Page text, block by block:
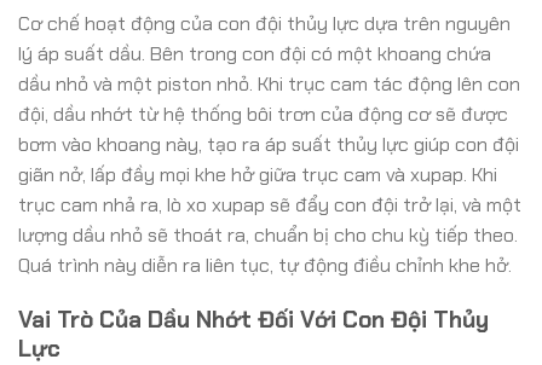
Cơ chế hoạt động của con đội thủy lực dựa trên nguyên
lý áp suất dầu. Bên trong con đội có một khoang chứa
dầu nhỏ và một piston nhỏ. Khi trục cam tác động lên con
đội, dầu nhớt từ hệ thống bôi trơn của động cơ sẽ được
bơm vào khoang này, tạo ra áp suất thủy lực giúp con đội
giãn nở, lấp đầy mọi khe hở giữa trục cam và xupap. Khi
trục cam nhả ra, lò xo xupap sẽ đẩy con đội trở lại, và một
lượng dầu nhỏ sẽ thoát ra, chuẩn bị cho chu kỳ tiếp theo.
Quá trình này diễn ra liên tục, tự động điều chỉnh khe hở.
Vai Trò Của Dầu Nhớt Đối Với Con Đội Thủy
Lực